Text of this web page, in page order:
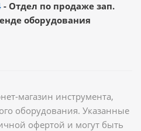
- Отдел по продаже зап.
оборудования
магазин инструмента,
оборудования. Указанные
офертой и могут быть